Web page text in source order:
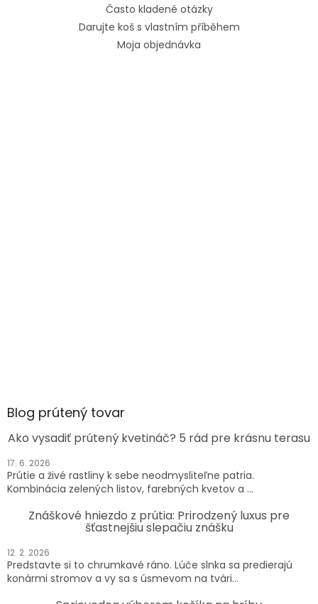
Často kladené otázky
Darujte koš s vlastním příběhem
Moja objednávka
Blog prútený tovar
Ako vysadiť prútený kvetináč? 5 rád pre krásnu terasu
17. 6. 2026
Prútie a živé rastliny k sebe neodmysliteľne patria.
Kombinácia zelených listov, farebných kvetov a ...
Znáškové hniezdo z prútia: Prirodzený luxus pre
šťastnejšiu slepačiu znášku
12. 2. 2026
Predstavte si to chrumkavé ráno. Lúče slnka sa predierajú
konármi stromov a vy sa s úsmevom na tvári...